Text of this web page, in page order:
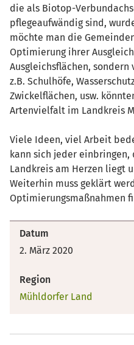
die als Biotop-
pflegeaufwändig sind,
möchte man die
Optimierung ihrer
Ausgleichsflächen,
z.B. Schulhöfe,
Zwickelflächen, usw.
Artenvielfalt im Landkreis
Viele Ideen, viel Arbeit
kann sich jeder
Landkreis am Herzen liegt
Weiterhin muss geklärt
Optimierungsmaßnahmen
Datum
2. März 2020
Region
Mühldorfer Land